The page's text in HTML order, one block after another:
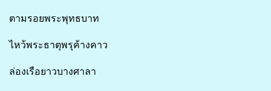
ตามรอยพระพุทธบาท
ไหว้พระธาตุพรุค้างคาว
ล่องเรือยาวบางศาลา